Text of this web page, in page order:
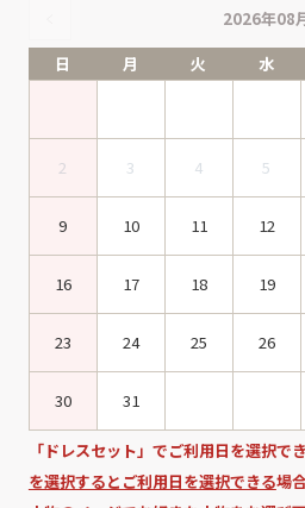
2026年08
日
月 火 水
2 3 4 5
9 10 11 12
16 17 18 19
23 24 25 26
30 31
「ドレスセット」でご利用日を選択で
を選択するとご利用日を選択できる場